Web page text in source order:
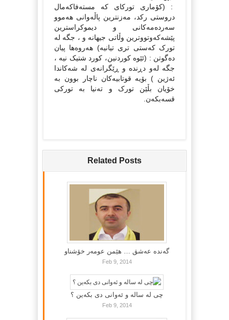
: (کۆماری تورکای که‌ مسته‌فاکه‌مال
دروستی رکد، مه‌زنترین پاڵه‌وانی هه‌موو
سه‌رده‌مه‌کانی و دیموکراسترین
پێشه‌که‌وتووترین وڵاتی جیهانه و ، جگه‌ له‌
تورک که‌ستی تری تیانیه‌) هه‌روه‌ها پیان
ده‌گوتن : (ئێوه‌ کوردنین، کورد شتیک نیه‌ ،
جگه‌ له‌و دڕنده‌ و ڕێگرانه‌ی له‌ شه‌کاندا
ئه‌ژین ) بۆیه‌ قوتابیه‌کان ناچار بوون به‌
خۆیان بڵێن تورک و ته‌نیا به‌ تورکی
قسه‌بکه‌ن.
Related Posts
گه‌نده‌ عه‌شق … هێمن عومه‌ر خۆشناو
Feb 9, 2014
چی لە سالە و ئەوانی دی بكەین ؟
Feb 9, 2014